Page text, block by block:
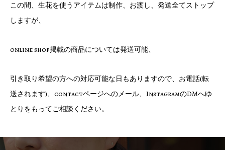
この間、生花を使うアイテムは制作、お渡し、発送全てストップ
しますが、
online shop掲載の商品については発送可能、
引き取り希望の方への対応可能な日もありますので、お電話(転
送されます)、contactページへのメール、InstagramのDMへゆ
とりをもってご相談ください。